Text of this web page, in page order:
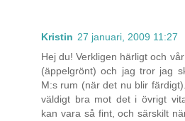
Kristin 27 januari, 2009 11:27
Hej du! Verkligen härligt och
(äppelgrönt) och jag tror jag
M:s rum (när det nu blir
väldigt bra mot det i övrigt
kan vara så fint, och särskilt